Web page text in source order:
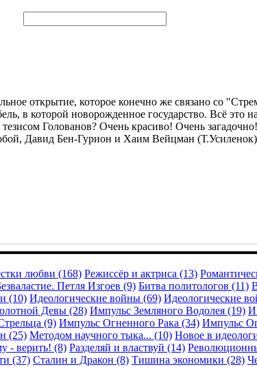
открытие, которое конечно же связано со
в которой новорожденное государство. Всё это
Голованов? Очень красиво! Очень
Давид Бен-Гурион и Хаим Вейцман (Т.Усиленок)
любви (168) Режиссёр и актриса (13)
Петля Изгоев (9) Битва политологов (11)
(10) Идеологические войны (69) Идеологические
Девы (28) Импульс Земляного Водолея (19)
(9) Импульс Огненного Рака (34) Импульс
(25) Методом научного тыка... (10) Новое в
- верить! (8) Разделяй и властвуй (14)
(37) Сталин и Дракон (8) Тишина экономики (28)